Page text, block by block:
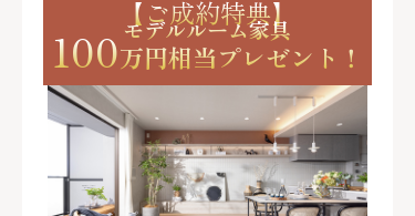
【ご成約特典】
モデルルーム家具
100万円相当プレゼント！